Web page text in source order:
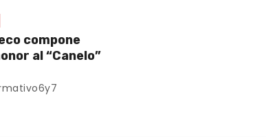
compone
al “Canelo”